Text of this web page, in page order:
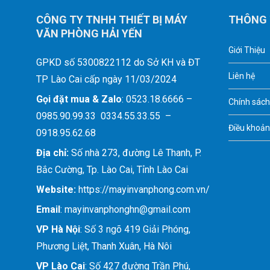
CÔNG TY TNHH THIẾT BỊ MÁY
VĂN PHÒNG HẢI YẾN
GPKD số 5300822112 do Sở KH và ĐT
TP Lào Cai cấp ngày 11/03/2024
Gọi đặt mua & Zalo: 0523.18.6666 –
0985.90.99.33 0334.55.33.55 –
0918.95.62.68
Địa chỉ: Số nhà 273, đường Lê Thanh, P.
Bắc Cường, Tp. Lào Cai, Tỉnh Lào Cai
Website: https://mayinvanphong.com.vn/
Email: mayinvanphonghn@gmail.com
VP Hà Nội: Số 3 ngõ 419 Giải Phóng,
Phương Liệt, Thanh Xuân, Hà Nôi
VP Lào Cai: Số 427 đường Trần Phú,
THÔNG
Giới Thiệu
Liên hệ
Chính
Điều